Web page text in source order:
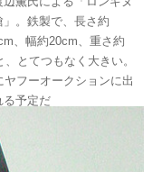
」。鉄製で、長さ約
、幅約20cm、重さ約
、とてつもなく大きい。
ヤフーオークションに出
る予定だ